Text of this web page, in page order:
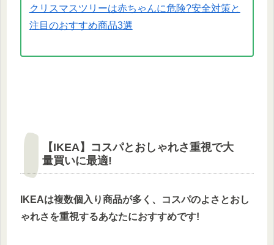
クリスマスツリーは赤ちゃんに危険?安全対策と
注目のおすすめ商品3選
【IKEA】コスパとおしゃれさ重視で大
量買いに最適!
IKEAは複数個入り商品が多く、コスパのよさとおし
ゃれさを重視するあなたにおすすめです!